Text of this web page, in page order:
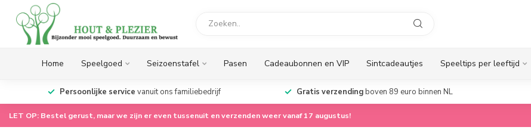
Home Speelgoed Seizoenstafel Pasen Cadeaubonnen en VIP Sintcadeautjes Speeltips per leeftijd
Persoonlijke service vanuit ons familiebedrijf Gratis verzendingboven 89 euro binnen NL
LET OP: Bestel gerust, maar we zijn er even tussenuit en verzenden weer vanaf 17 augustus!